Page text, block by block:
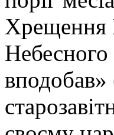
Хрещення